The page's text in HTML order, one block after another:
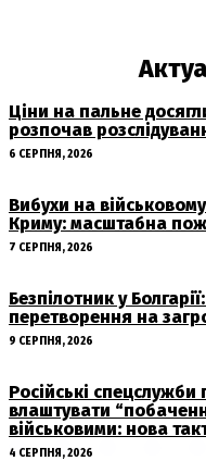
Ціни на пальне
розпочав
6 СЕРПНЯ, 2026
Вибухи на
Криму: масштабна
7 СЕРПНЯ, 2026
Безпілотник у
перетворення на
9 СЕРПНЯ, 2026
Російські
влаштувати
військовими: нова
4 СЕРПНЯ, 2026